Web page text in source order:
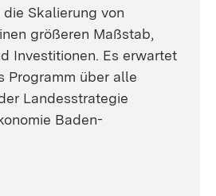
Skalierung von
größeren Maßstab,
Investitionen. Es erwartet
Programm über alle
Landesstrategie
Baden-